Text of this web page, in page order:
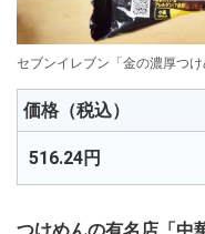
セブンイレブン「金の濃厚つけ
価格（税込）
516.24円